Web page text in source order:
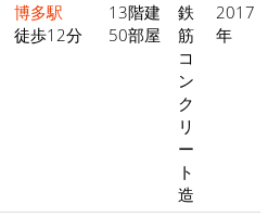
博多駅
徒歩12分
13階建
50部屋
鉄
筋
コ
ン
ク
リ
ー
ト
造
2017
年